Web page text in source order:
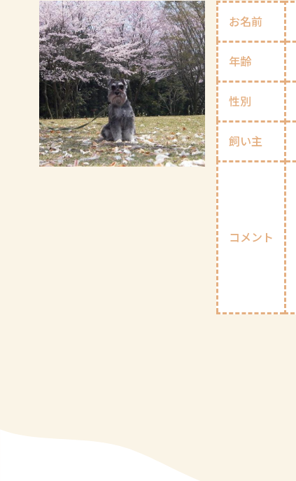
お名前
年齢
性別
飼い主
コメント